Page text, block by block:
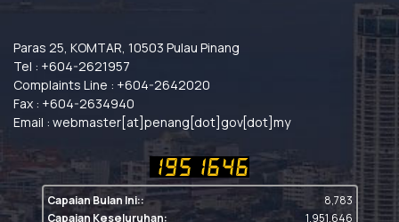
Paras 25, KOMTAR, 10503 Pulau Pinang
Tel : +604-2621957
Complaints Line : +604-2642020
Fax : +604-2634940
Email : webmaster[at]penang[dot]gov[dot]my
Capaian Bulan Ini::
8,783
Capaian Keseluruhan:
1,951,646